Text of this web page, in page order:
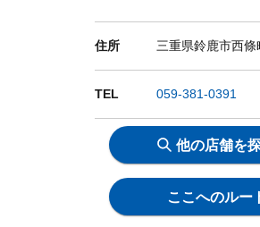
住所 三重県鈴鹿市西條
TEL 059-381-0391
他の店舗を
ここへのルー